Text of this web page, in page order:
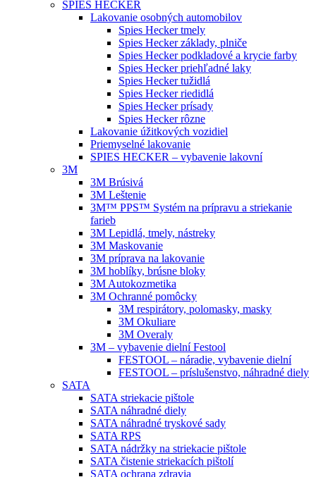
SPIES HECKER
Lakovanie osobných automobilov
Spies Hecker tmely
Spies Hecker základy, plniče
Spies Hecker podkladové a krycie farby
Spies Hecker priehľadné laky
Spies Hecker tužidlá
Spies Hecker riedidlá
Spies Hecker prísady
Spies Hecker rôzne
Lakovanie úžitkových vozidiel
Priemyselné lakovanie
SPIES HECKER – vybavenie lakovní
3M
3M Brúsivá
3M Leštenie
3M™ PPS™ Systém na prípravu a striekanie
farieb
3M Lepidlá, tmely, nástreky
3M Maskovanie
3M príprava na lakovanie
3M hoblíky, brúsne bloky
3M Autokozmetika
3M Ochranné pomôcky
3M respirátory, polomasky, masky
3M Okuliare
3M Overaly
3M – vybavenie dielní Festool
FESTOOL – náradie, vybavenie dielní
FESTOOL – príslušenstvo, náhradné diely
SATA
SATA striekacie pištole
SATA náhradné diely
SATA náhradné tryskové sady
SATA RPS
SATA nádržky na striekacie pištole
SATA čistenie striekacích pištolí
SATA ochrana zdravia